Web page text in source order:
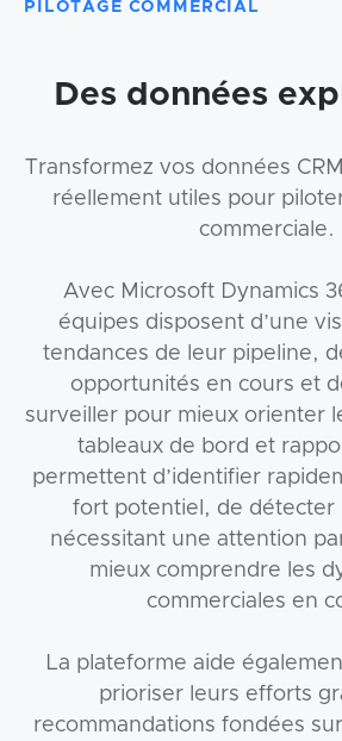
PILOTAGE COMMERCIAL
Des données
Transformez vos données
réellement utiles pour
commerciale.
Avec Microsoft Dynamics
équipes disposent d’une
tendances de leur pipeline,
opportunités en cours et
surveiller pour mieux orienter
tableaux de bord et
permettent d’identifier
fort potentiel, de détecter
nécessitant une attention
mieux comprendre les
commerciales en
La plateforme aide
prioriser leurs efforts
recommandations fondées